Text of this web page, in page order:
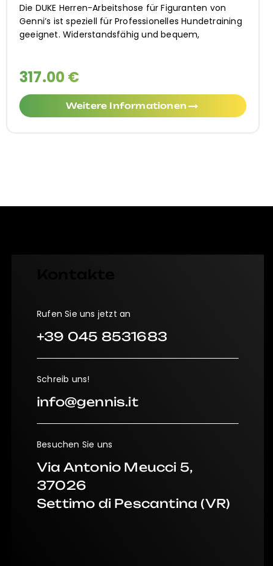
Die Herrenjacke THOR DUK von Genni’s ist speziell
Professionelles Hundetraining.Robust und bequem,
gefüttert mit
366.00 €
Weitere Informationen
Rufen Sie uns jetzt an
+39 045 8531683
Schreib uns!
info@gennis.it
Besuchen Sie uns
Via Antonio Meucci 5,
37026
Settimo di Pescantina (VR)